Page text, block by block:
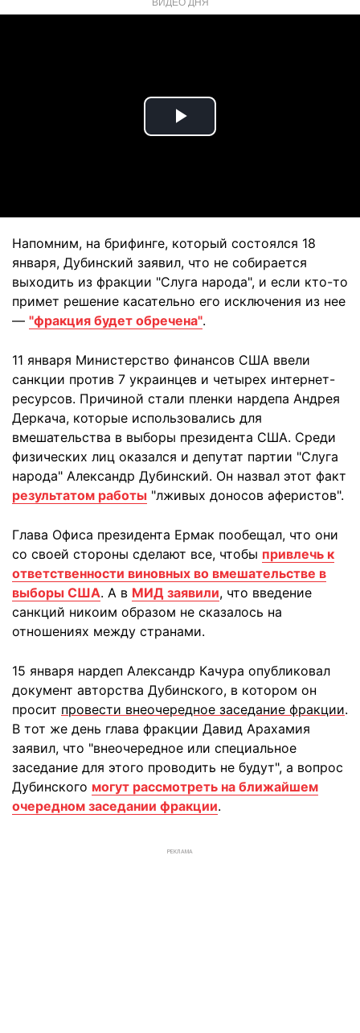
Play
Напомним, на брифинге, который состоялся 18
января, Дубинский заявил, что не собирается
выходить из фракции "Слуга народа", и если кто-то
примет решение касательно его исключения из нее
— "фракция будет обречена".
11 января Министерство финансов США ввели
санкции против 7 украинцев и четырех интернет-
ресурсов. Причиной стали пленки нардепа Андрея
Деркача, которые использовались для
вмешательства в выборы президента США. Среди
физических лиц оказался и депутат партии "Слуга
народа" Александр Дубинский. Он назвал этот факт
результатом работы "лживых доносов аферистов".
Глава Офиса президента Ермак пообещал, что они
со своей стороны сделают все, чтобы привлечь к
ответственности виновных во вмешательстве в
выборы США. А в МИД заявили, что введение
санкций никоим образом не сказалось на
отношениях между странами.
15 января нардеп Александр Качура опубликовал
документ авторства Дубинского, в котором он
просит провести внеочередное заседание фракции.
В тот же день глава фракции Давид Арахамия
заявил, что "внеочередное или специальное
заседание для этого проводить не будут", а вопрос
Дубинского могут рассмотреть на ближайшем
очередном заседании фракции.
РЕКЛАМА